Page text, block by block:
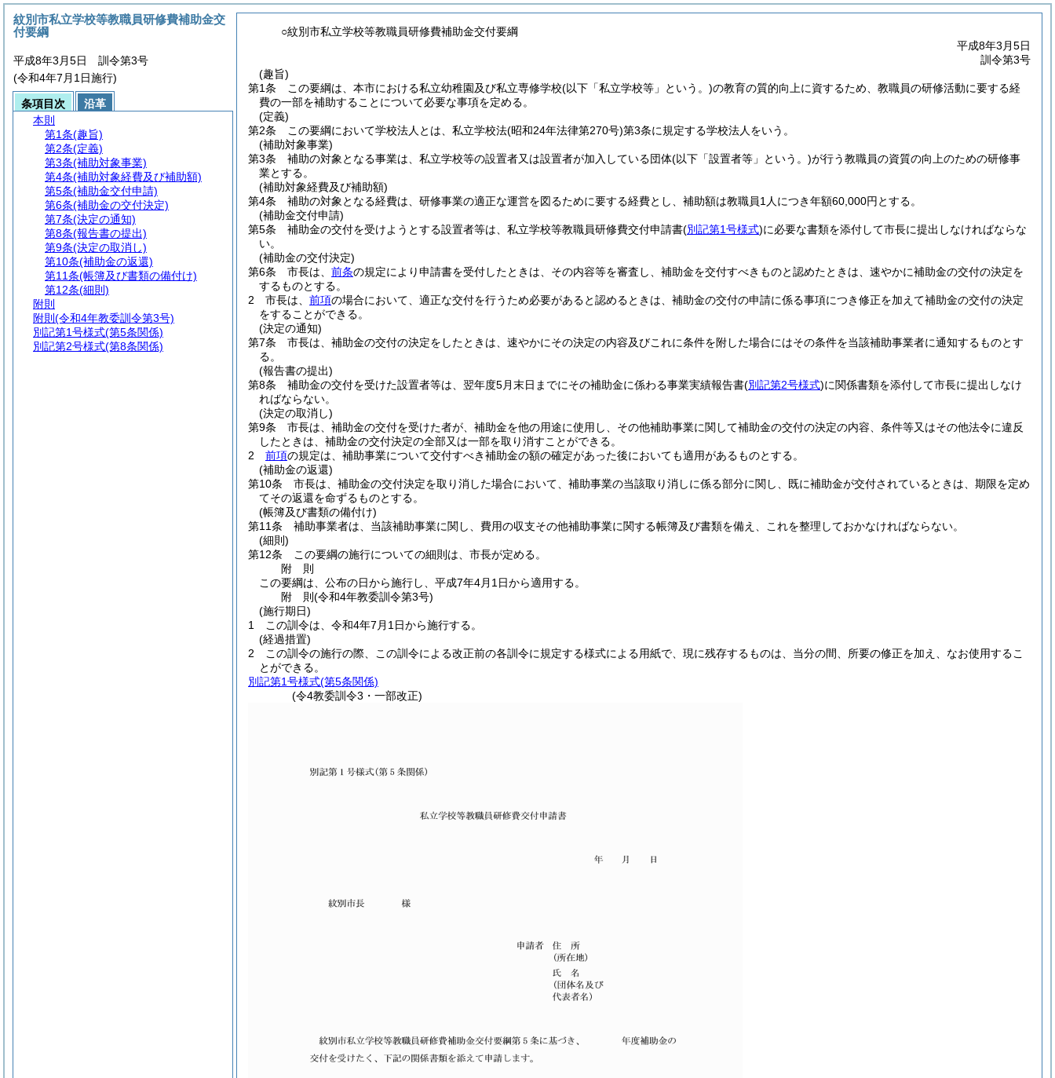
○紋別市私立学校等教職員研修費補助金交付要綱
平成8年3月5日
訓令第3号
(趣旨)
第1条
この要綱は、本市における私立幼稚園及び私立専修学校(以下「私立学校等」という。)の教育の質的向上に資するため、教職員の研修活動に要する経
費の一部を補助することについて必要な事項を定める。
(定義)
第2条
この要綱において学校法人とは、私立学校法(昭和24年法律第270号)第3条に規定する学校法人をいう。
(補助対象事業)
第3条
補助の対象となる事業は、私立学校等の設置者又は設置者が加入している団体(以下「設置者等」という。)が行う教職員の資質の向上のための研修事
業とする。
(補助対象経費及び補助額)
第4条
補助の対象となる経費は、研修事業の適正な運営を図るために要する経費とし、補助額は教職員1人につき年額60,000円とする。
(補助金交付申請)
第5条
補助金の交付を受けようとする設置者等は、私立学校等教職員研修費交付申請書(別記第1号様式)に必要な書類を添付して市長に提出しなければならな
い。
(補助金の交付決定)
第6条
市長は、 前条の規定により申請書を受付したときは、その内容等を審査し、補助金を交付すべきものと認めたときは、速やかに補助金の交付の決定を
するものとする。
2
市長は、 前項の場合において、適正な交付を行うため必要があると認めるときは、補助金の交付の申請に係る事項につき修正を加えて補助金の交付の決定
をすることができる。
(決定の通知)
第7条
市長は、補助金の交付の決定をしたときは、速やかにその決定の内容及びこれに条件を附した場合にはその条件を当該補助事業者に通知するものとす
る。
(報告書の提出)
第8条
補助金の交付を受けた設置者等は、翌年度5月末日までにその補助金に係わる事業実績報告書(別記第2号様式)に関係書類を添付して市長に提出しなけ
ればならない。
(決定の取消し)
第9条
市長は、補助金の交付を受けた者が、補助金を他の用途に使用し、その他補助事業に関して補助金の交付の決定の内容、条件等又はその他法令に違反
したときは、補助金の交付決定の全部又は一部を取り消すことができる。
2
前項の規定は、補助事業について交付すべき補助金の額の確定があった後においても適用があるものとする。
(補助金の返還)
第10条
市長は、補助金の交付決定を取り消した場合において、補助事業の当該取り消しに係る部分に関し、既に補助金が交付されているときは、期限を定め
てその返還を命ずるものとする。
(帳簿及び書類の備付け)
第11条
補助事業者は、当該補助事業に関し、費用の収支その他補助事業に関する帳簿及び書類を備え、これを整理しておかなければならない。
(細則)
第12条
この要綱の施行についての細則は、市長が定める。
附 則
この要綱は、公布の日から施行し、平成7年4月1日から適用する。
附 則(令和4年教委訓令第3号)
(施行期日)
1
この訓令は、令和4年7月1日から施行する。
(経過措置)
2
この訓令の施行の際、この訓令による改正前の各訓令に規定する様式による用紙で、現に残存するものは、当分の間、所要の修正を加え、なお使用するこ
とができる。
別記第1号様式(第5条関係)
(令4教委訓令3・一部改正)
紋別市私立学校等教職員研修費補助金交
付要綱
平成8年3月5日 訓令第3号
(令和4年7月1日施行)
条項目次
沿革
本則
第1条(趣旨)
第2条(定義)
第3条(補助対象事業)
第4条(補助対象経費及び補助額)
第5条(補助金交付申請)
第6条(補助金の交付決定)
第7条(決定の通知)
第8条(報告書の提出)
第9条(決定の取消し)
第10条(補助金の返還)
第11条(帳簿及び書類の備付け)
第12条(細則)
附則
附則 (令和4年教委訓令第3号)
別記第1号様式(第5条関係)
別記第2号様式(第8条関係)